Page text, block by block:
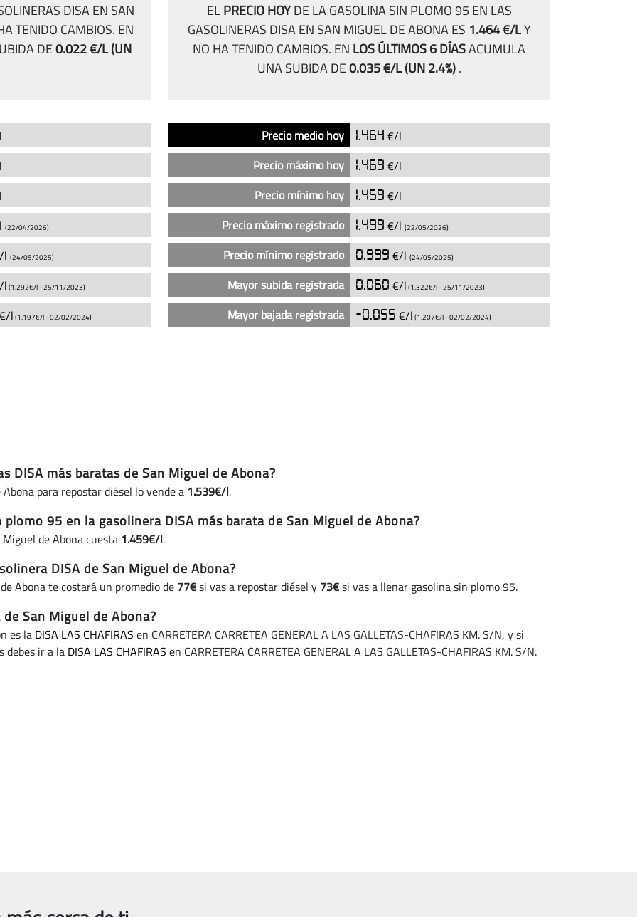
DISA EN SAN
TENIDO CAMBIOS. EN
DE0.022 €/L(UN
(22/04/2026)
l (24/05/2025)
l (1.292€/l -25/11/2023)
€/l (1.197€/l -02/02/2024)
ELPRECIO HOYDE LA GASOLINA SIN PLOMO 95 EN LAS
GASOLINERAS DISA EN SAN MIGUEL DE ABONA ES 1.464 €/LY
NO HA TENIDO CAMBIOS. EN LOS ÚLTIMOS 6 DÍASACUMULA
UNA SUBIDA DE0.035 €/L(UN 2.4%).
Análisis
de
gasolina
plomo
las
DISA
Precio medio hoy 1.464 €/l
Precio máximo hoy
1.469 €/l
Precio mínimo hoy
1.459 €/l
Precio máximo registrado
1.499 €/l (22/05/2026)
Precio mínimo registrado 0.999 €/l (24/05/2025)
Mayor subida registrada 0.060 €/l (1.322€/l -25/11/2023)
Mayor bajada registrada -0.055 €/l (1.207€/l -02/02/2024)
DISA más baratas de San Miguel de Abona?
para repostar diésel lo vende a 1.539€/l.
95 en la gasolinera DISA más barata de San Miguel de Abona?
de Abona cuesta 1.459€/l.
DISA de San Miguel de Abona?
Abona te costará un promedio de 77€si vas a repostar diésel y 73€si vas a llenar gasolina sin plomo 95.
San Miguel de Abona?
es la DISA LAS CHAFIRAS en CARRETERA CARRETEA GENERAL A LAS GALLETAS-CHAFIRAS KM. S/N, y si
debes ir a la DISA LAS CHAFIRAS en CARRETERA CARRETEA GENERAL A LAS GALLETAS-CHAFIRAS KM. S/N.